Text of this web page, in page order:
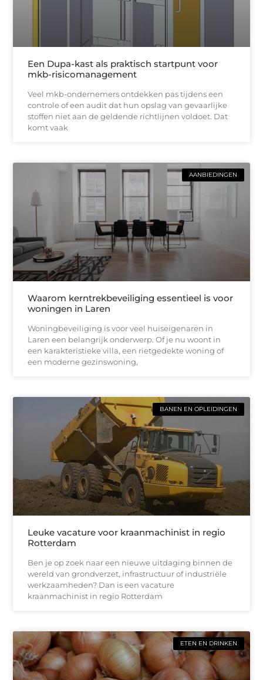
Een Dupa-kast als praktisch startpunt voor
mkb-risicomanagement
Veel mkb-ondernemers ontdekken pas tijdens een
controle of een audit dat hun opslag van gevaarlijke
stoffen niet aan de geldende richtlijnen voldoet. Dat
komt vaak
AANBIEDINGEN
Waarom kerntrekbeveiliging essentieel is voor
woningen in Laren
Woningbeveiliging is voor veel huiseigenaren in
Laren een belangrijk onderwerp. Of je nu woont in
een karakteristieke villa, een rietgedekte woning of
een moderne gezinswoning,
BANEN EN OPLEIDINGEN
Leuke vacature voor kraanmachinist in regio
Rotterdam
Ben je op zoek naar een nieuwe uitdaging binnen de
wereld van grondverzet, infrastructuur of industriële
werkzaamheden? Dan is een vacature
kraanmachinist in regio Rotterdam
ETEN EN DRINKEN